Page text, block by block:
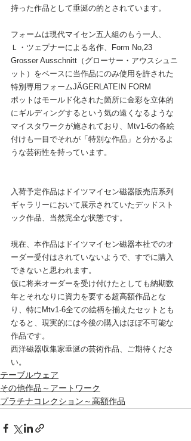
持った作品として垂涎の的とされています。
フォームは現代マイセン五人組のもう一人、
Ｌ・ツェプナーによる名作、Form No,23
Grosser Ausschnitt（グローサー・アウスシュニ
ット）をベースに当作品にのみ使用を許された
特別専用フォームJÄGERLATEIN FORM
ポットはモールド化された箇所に金彩を立体的
にギルディングするという気の遠くなるような
マイスタワークが施されており、Mtv1-6の各絵
付けも一目でそれが「特別な作品」と分かるよ
うな芸術性を持っています。
入荷予定作品はドイツマイセン磁器販売店系列
ギャラリーにおいて展示されていたデッドスト
ック作品、当然完全な状態です。
現在、本作品はドイツマイセン磁器本社でのオ
ーダー受付はされていないようで、すでに購入
できないと思われます。
仮に将来オーダーを受け付けたとしても納期数
年とそれなりに資力を要する超高額作品とな
り、特にMtv1-6全ての絵柄を揃えたセットとも
なると、現実的には今後の購入はほぼ不可能な
作品です。
西洋磁器収集家垂涎の芸術作品、ご期待くださ
い。
テーブルウェア
その他作品～アートワーク
プラチナコレクション～高額作品